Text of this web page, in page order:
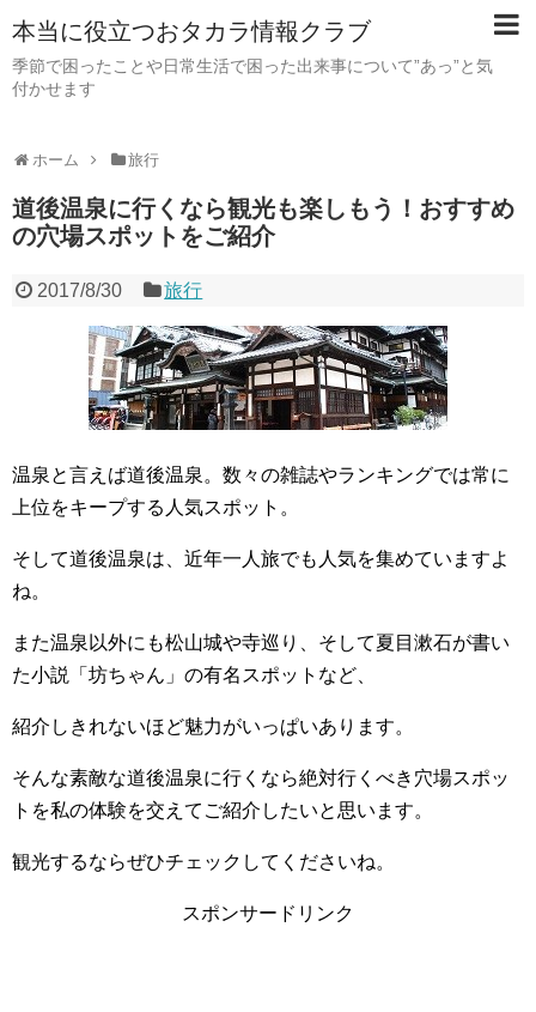
本当に役立つおタカラ情報クラブ
季節で困ったことや日常生活で困った出来事について”あっ”と気
付かせます
ホーム 旅行
道後温泉に行くなら観光も楽しもう！おすすめ
の穴場スポットをご紹介
2017/8/30 旅行
温泉と言えば道後温泉。数々の雑誌やランキングでは常に
上位をキープする人気スポット。
そして道後温泉は、近年一人旅でも人気を集めていますよ
ね。
また温泉以外にも松山城や寺巡り、そして夏目漱石が書い
た小説「坊ちゃん」の有名スポットなど、
紹介しきれないほど魅力がいっぱいあります。
そんな素敵な道後温泉に行くなら絶対行くべき穴場スポッ
トを私の体験を交えてご紹介したいと思います。
観光するならぜひチェックしてくださいね。
スポンサードリンク